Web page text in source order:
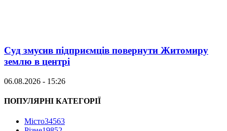
Суд змусив підприємців повернути Житомиру
землю в центрі
06.08.2026 - 15:26
ПОПУЛЯРНІ КАТЕГОРІЇ
Місто34563